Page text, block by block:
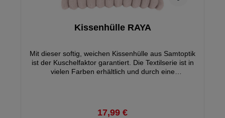
Kissenhülle RAYA
Mit dieser softig, weichen Kissenhülle aus Samtoptik
ist der Kuschelfaktor garantiert. Die Textilserie ist in
vielen Farben erhältlich und durch eine
17,99 €